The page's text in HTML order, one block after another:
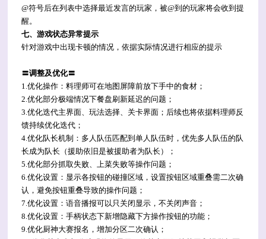
@符号后在列表中选择最近发言的玩家，被@到的玩家将会收到提
醒。
七、游戏状态异常提示
针对游戏中出现卡顿的情况，依据实际情况进行相应的提示
〓调整及优化〓
1.优化操作：料理师可在地图屏障前放下手中的食材；
2.优化部分极端情况下餐盘刷新延迟的问题；
3.优化迭代主界面、玩法选择、关卡界面； 后续也将依据料理师反
馈持续优化迭代；
4.优化队长机制：多人队伍匹配到单人队伍时，优先多人队伍的队
长成为队长（援助依旧是被援助者为队长）；
5.优化部分抓取失败、上菜失败等操作问题；
6.优化设置：显示各按钮的碰撞区域，设置按钮区域重叠需二次确
认，避免按钮重叠导致的操作问题；
7.优化设置：语音播报可以只关闭显示，不关闭声音；
8.优化设置：手柄状态下新增隐藏下方操作按钮的功能；
9.优化厨神大赛报名，增加分区二次确认；